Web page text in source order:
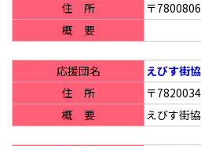
住 所
〒
概 要
応援団名
えびす街
住 所
〒
概 要
えびす街